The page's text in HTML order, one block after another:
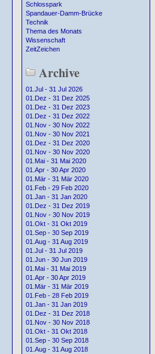
Schlosspark
Spandauer-Damm-Brücke
Technik
Thema des Monats
Wissenschaft
ZeitZeichen
Archive
01.Jul - 31 Jul 2026
01.Dez - 31 Dez 2025
01.Dez - 31 Dez 2023
01.Dez - 31 Dez 2022
01.Nov - 30 Nov 2022
01.Nov - 30 Nov 2021
01.Dez - 31 Dez 2020
01.Nov - 30 Nov 2020
01.Mai - 31 Mai 2020
01.Apr - 30 Apr 2020
01.Mär - 31 Mär 2020
01.Feb - 29 Feb 2020
01.Jan - 31 Jan 2020
01.Dez - 31 Dez 2019
01.Nov - 30 Nov 2019
01.Okt - 31 Okt 2019
01.Sep - 30 Sep 2019
01.Aug - 31 Aug 2019
01.Jul - 31 Jul 2019
01.Jun - 30 Jun 2019
01.Mai - 31 Mai 2019
01.Apr - 30 Apr 2019
01.Mär - 31 Mär 2019
01.Feb - 28 Feb 2019
01.Jan - 31 Jan 2019
01.Dez - 31 Dez 2018
01.Nov - 30 Nov 2018
01.Okt - 31 Okt 2018
01.Sep - 30 Sep 2018
01.Aug - 31 Aug 2018